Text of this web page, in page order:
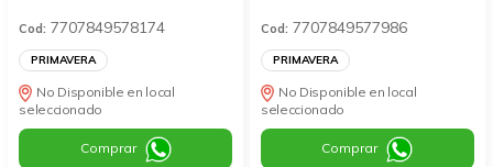
Cod: 7707849578174
PRIMAVERA
No Disponible en local
seleccionado
Comprar
Cod: 7707849577986
PRIMAVERA
No Disponible en local
seleccionado
Comprar